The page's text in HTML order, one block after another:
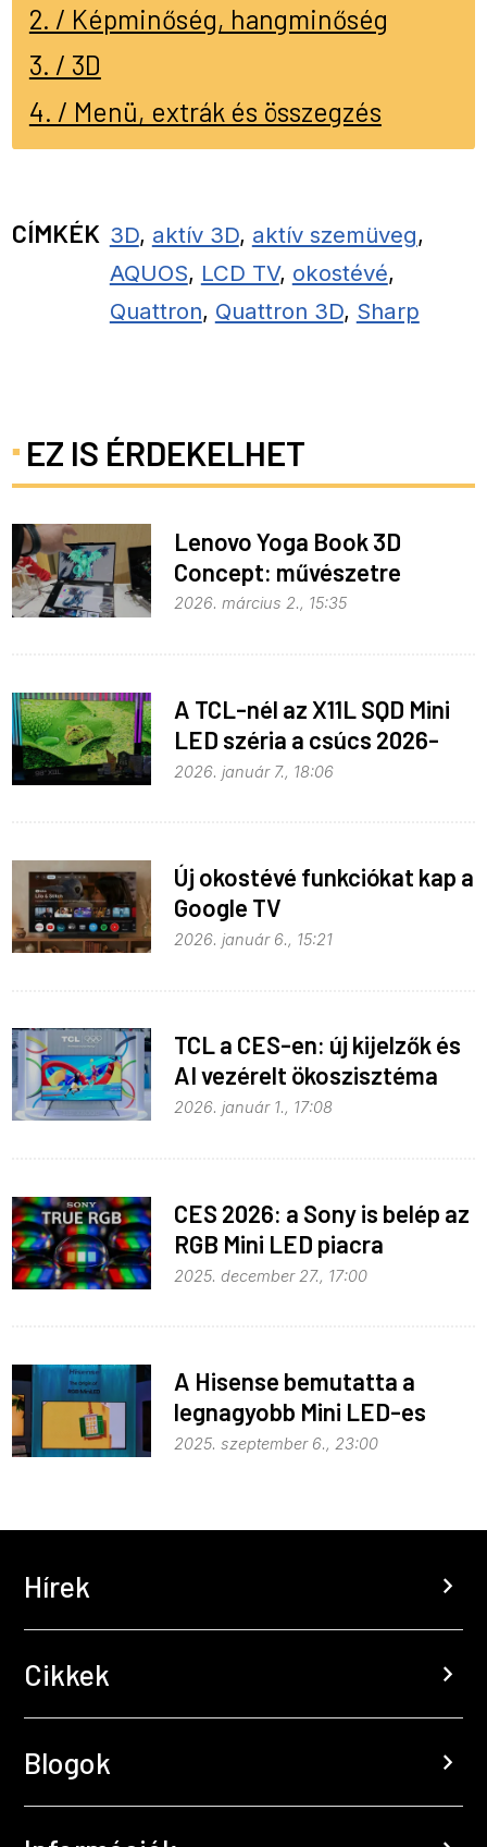
2. / Képminőség, hangminőség
3. / 3D
4. / Menü, extrák és összegzés
CÍMKÉK 3D, aktív 3D, aktív szemüveg,
AQUOS, LCD TV, okostévé,
Quattron, Quattron 3D, Sharp
EZ IS ÉRDEKELHET
Lenovo Yoga Book 3D
Concept: művészetre
fejlesztve
2026. március 2., 15:35
A TCL-nél az X11L SQD Mini
LED széria a csúcs 2026-
ban
2026. január 7., 18:06
Új okostévé funkciókat kap a
Google TV
2026. január 6., 15:21
TCL a CES-en: új kijelzők és
AI vezérelt ökoszisztéma
2026. január 1., 17:08
CES 2026: a Sony is belép az
RGB Mini LED piacra
2025. december 27., 17:00
A Hisense bemutatta a
legnagyobb Mini LED-es
tévét
2025. szeptember 6., 23:00
Hírek chevron_right
Cikkek chevron_right
Blogok chevron_right